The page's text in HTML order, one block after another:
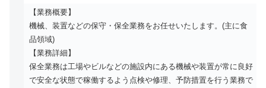
【業務概要】
機械、装置などの保守・保全業務をお任せいたします。(主に食
品領域)
【業務詳細】
保全業務は工場やビルなどの施設内にある機械や装置が常に良好
で安全な状態で稼働するよう点検や修理、予防措置を行う業務で